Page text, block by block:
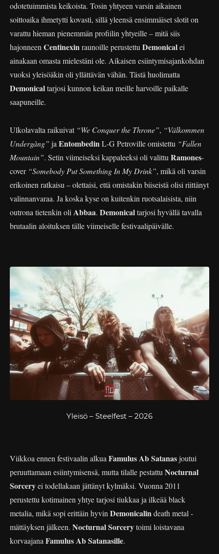
odotetuimmista keikoista. Tosin yhtyeen varsin aikainen
soittoaika ihmetytti kovasti, sillä yleensä ensimmäiset slotit on
varattu hieman pienemmän profiilin yhtyeille – mitä siis
hajonneen Centinexinraunoille perustettu Demonicalei
ainakaan omasta mielestäni ole. Aikaisen esiintymisajankohdan
vuoksi yleisöäkin oli yllättävän vähän. Tästä huolimatta
Demonicaltarjosi kunnon keikan meille harvoille paikalle
saapuneille.
Ulkolavalta raikuivat “We Conquer the Throne”, “Välkommen
Undergång” ja EntombedinL-G Petroville omistettu “Fallen
Mountain”. Setin viimeiseksi kappaleeksi oli valittu Ramones-
cover “Somebody Put Something In My Drink”, mikä oli varsin
erikoinen ratkaisu – olettaisi, että omistakin biiseistä olisi riittänyt
valinnanvaraa. Ja koska kyse on kuitenkin ruotsalaisista, niin
outrona tietenkin oli Abbaa. Demonicaltarjosi hyvällä tavalla
brutaalin aloituksen tälle viimeiselle festivaalipäivälle.
Yleisö – Steelfest – 2026
Viikkoa ennen festivaalin alkua Famulus Ab Satanasjoutui
peruuttamaan esiintymisensä, mutta tilalle pestattu Nocturnal
Sorceryei todellakaan jättänyt kylmäksi. Vuonna 2011
perustettu kotimainen yhtye tarjosi tiukkaa ja ilkeää black
metalia, mikä sopi erittäin hyvin Demonicalin death metal -
mättäyksen jälkeen. Nocturnal Sorcerytoimi loistavana
korvaajana Famulus Ab Satanasille.